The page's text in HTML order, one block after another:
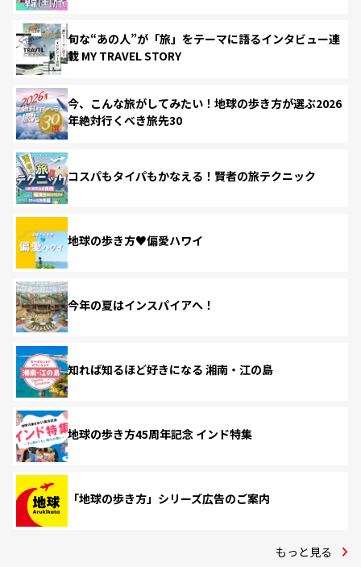
旬な“あの人”が「旅」をテーマに語るインタビュー連
載 MY TRAVEL STORY
今、こんな旅がしてみたい！地球の歩き方が選ぶ2026
年絶対行くべき旅先30
コスパもタイパもかなえる！賢者の旅テクニック
地球の歩き方♥偏愛ハワイ
今年の夏はインスパイアへ！
知れば知るほど好きになる 湘南・江の島
地球の歩き方45周年記念 インド特集
「地球の歩き方」シリーズ広告のご案内
もっと見る